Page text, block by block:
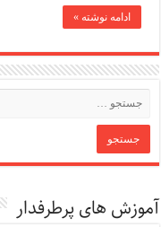
ادامه نوشته »
آموزش های پرطرفدار